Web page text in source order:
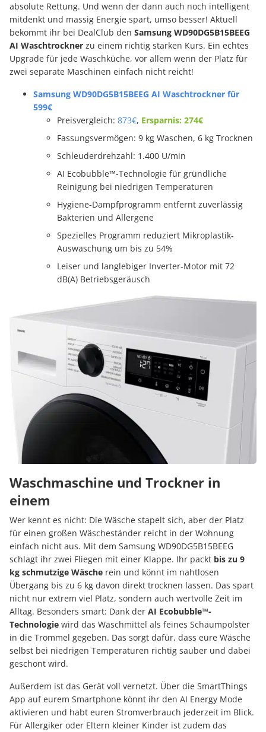
absolute Rettung. Und wenn der dann auch noch intelligent
mitdenkt und massig Energie spart, umso besser! Aktuell
bekommt ihr bei DealClub den Samsung WD90DG5B15BEEG
AI Waschtrockner zu einem richtig starken Kurs. Ein echtes
Upgrade für jede Waschküche, vor allem wenn der Platz für
zwei separate Maschinen einfach nicht reicht!
Samsung WD90DG5B15BEEG AI Waschtrockner für
599€
Preisvergleich: 873€, Ersparnis: 274€
Fassungsvermögen: 9 kg Waschen, 6 kg Trocknen
Schleuderdrehzahl: 1.400 U/min
AI Ecobubble™-Technologie für gründliche
Reinigung bei niedrigen Temperaturen
Hygiene-Dampfprogramm entfernt zuverlässig
Bakterien und Allergene
Spezielles Programm reduziert Mikroplastik-
Auswaschung um bis zu 54%
Leiser und langlebiger Inverter-Motor mit 72
dB(A) Betriebsgeräusch
Waschmaschine und Trockner in
einem
Wer kennt es nicht: Die Wäsche stapelt sich, aber der Platz
für einen großen Wäscheständer reicht in der Wohnung
einfach nicht aus. Mit dem Samsung WD90DG5B15BEEG
schlagt ihr zwei Fliegen mit einer Klappe. Ihr packt bis zu 9
kg schmutzige Wäsche rein und könnt im nahtlosen
Übergang bis zu 6 kg davon direkt trocknen lassen. Das spart
nicht nur extrem viel Platz, sondern auch wertvolle Zeit im
Alltag. Besonders smart: Dank der AI Ecobubble™-
Technologie wird das Waschmittel als feines Schaumpolster
in die Trommel gegeben. Das sorgt dafür, dass eure Wäsche
selbst bei niedrigen Temperaturen richtig sauber und dabei
geschont wird.
Außerdem ist das Gerät voll vernetzt. Über die SmartThings
App auf eurem Smartphone könnt ihr den AI Energy Mode
aktivieren und habt euren Stromverbrauch jederzeit im Blick.
Für Allergiker oder Eltern kleiner Kinder ist zudem das